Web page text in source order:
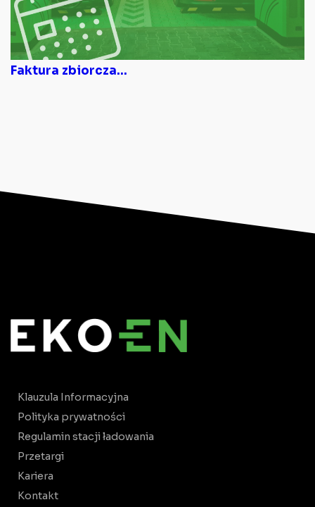
Faktura zbiorcza...
Klauzula Informacyjna
Polityka prywatności
Regulamin stacji ładowania
Przetargi
Kariera
Kontakt